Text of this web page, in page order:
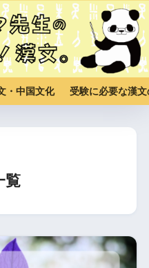
・中国文化 受験に必要な漢
覧